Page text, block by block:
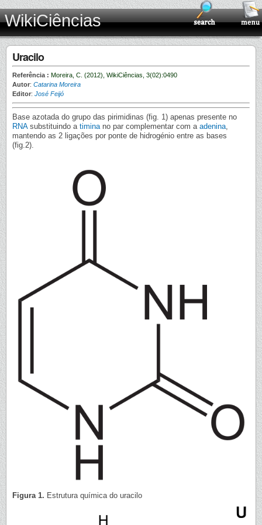
WikiCiências
Uracilo
Referência : Moreira, C. (2012), WikiCiências, 3(02):0490
Autor: Catarina Moreira
Editor: José Feijó
Base azotada do grupo das pirimidinas (fig. 1) apenas presente no
RNAsubstituindo a timina no par complementar com a adenina
mantendo as 2 ligações por ponte de hidrogénio entre as bases
(fig.2).
Figura 1. Estrutura química do uracilo